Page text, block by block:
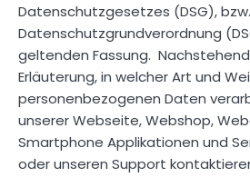
Datenschutzgesetzes (DSG),
Datenschutzgrundverordnung
geltenden Fassung.
Erläuterung, in welcher Art und
personenbezogenen Daten
unserer Webseite, Webshop,
Smartphone Applikationen und
oder unseren Support